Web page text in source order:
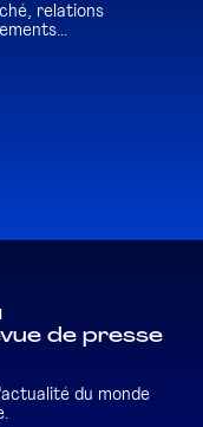
relations
de presse
du monde